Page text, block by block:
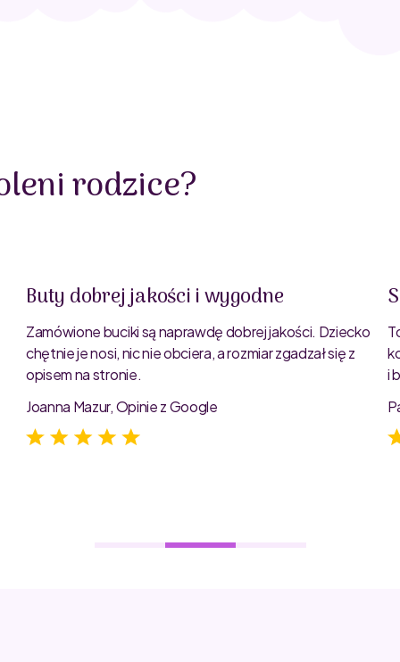
rodzice?
Buty dobrej jakości i wygodne
Zamówione buciki są naprawdę dobrej jakości. Dziecko
chętnie je nosi, nic nie obciera, a rozmiar zgadzał się z
opisem na stronie.
Joanna Mazur, Opinie z Google
i